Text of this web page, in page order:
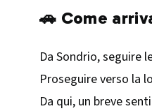
🚗 Come
Da Sondrio, seguire
Proseguire verso la
Da qui, un breve